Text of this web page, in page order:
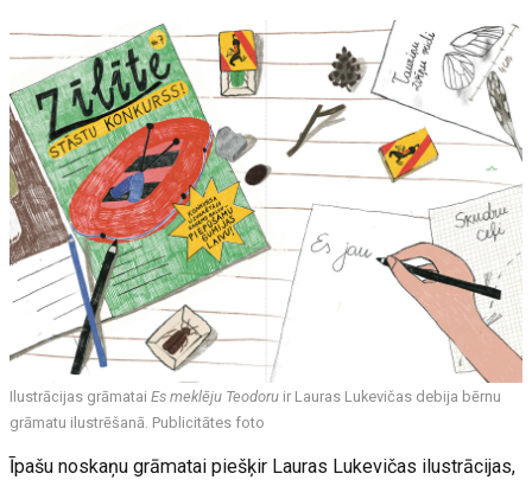
Ilustrācijas grāmataiEs meklēju Teodoru ir Lauras Lukevičas debija bērnu
grāmatu ilustrēšanā. Publicitātes foto
Īpašu noskaņu grāmatai piešķir Lauras Lukevičas ilustrācijas,